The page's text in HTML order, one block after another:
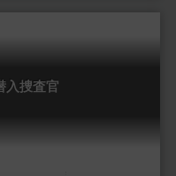
入捜査官